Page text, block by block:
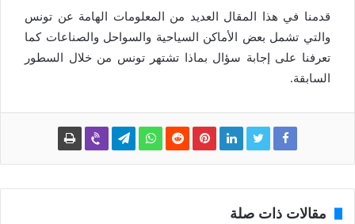
قدمنا في هذا المقال العديد من المعلومات الهامة عن تونس
والتي تشمل بعض الأماكن السياحية والسواحل والصناعات كما
تعرفنا على إجابة سؤال بماذا تشتهر تونس من خلال السطور
السابقة.
مقالات ذات صلة